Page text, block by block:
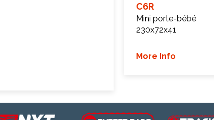
C6R
Mini porte-bébé
230x72x41
More Info